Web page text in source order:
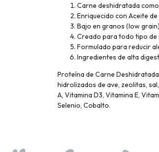
Carne deshidratada
Enriquecido con Aceite de
Bajo en granos (low grain)
Creado para todo tipo de
Formulado para reducir
Ingredientes de alta
Proteína de Carne
hidrolizados de ave, zeolitas,
A, Vitamina D3, Vitamina E,
Selenio, Cobalto.